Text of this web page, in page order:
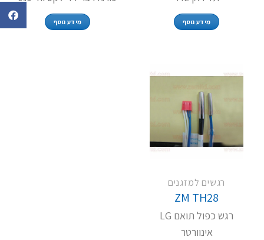
מידע נוסף מידע נוסף
רגשים למזגנים
ZM TH28
רגש כפול תואם LG
אינוורטר